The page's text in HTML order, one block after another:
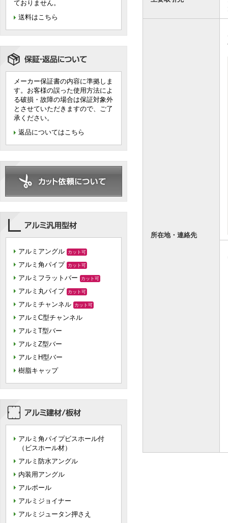
所在地・連絡先
ておりません。
送料はこちら
メーカー保証書の内容に準拠しま
す。お客様の誤った使用方法によ
る破損・故障の場合は保証対象外
とさせていただきますので、ご了
承ください。
返品についてはこちら
アルミアングル カット可
アルミ角パイプ カット可
アルミフラットバー カット可
アルミ丸パイプ カット可
アルミチャンネル カット可
アルミC型チャンネル
アルミT型バー
アルミZ型バー
アルミH型バー
樹脂キャップ
アルミ角パイプビスホール付
（ビスホール材）
アルミ防水アングル
内装用アングル
アルポール
アルミジョイナー
アルミジュータン押さえ